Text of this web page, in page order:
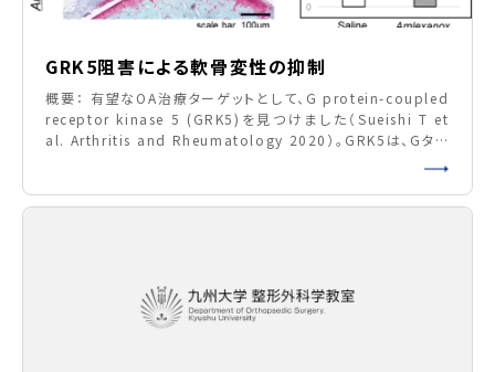
GRK5阻害による軟骨変性の抑制
概要： 有望なOA治療ターゲットとして、G protein-coupled
receptor kinase 5 (GRK5)を見つけました（Sueishi T et
al. Arthritis and Rheumatology 2020）。GRK5は、Gタン
伝達系の情報集積部位としての役